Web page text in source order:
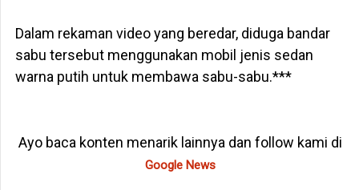
Dalam rekaman video yang beredar, diduga bandar
sabu tersebut menggunakan mobil jenis sedan
warna putih untuk membawa sabu-sabu.***
Ayo baca konten menarik lainnya dan follow kami di
Google News